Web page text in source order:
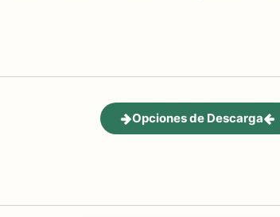
Opciones de Descarga